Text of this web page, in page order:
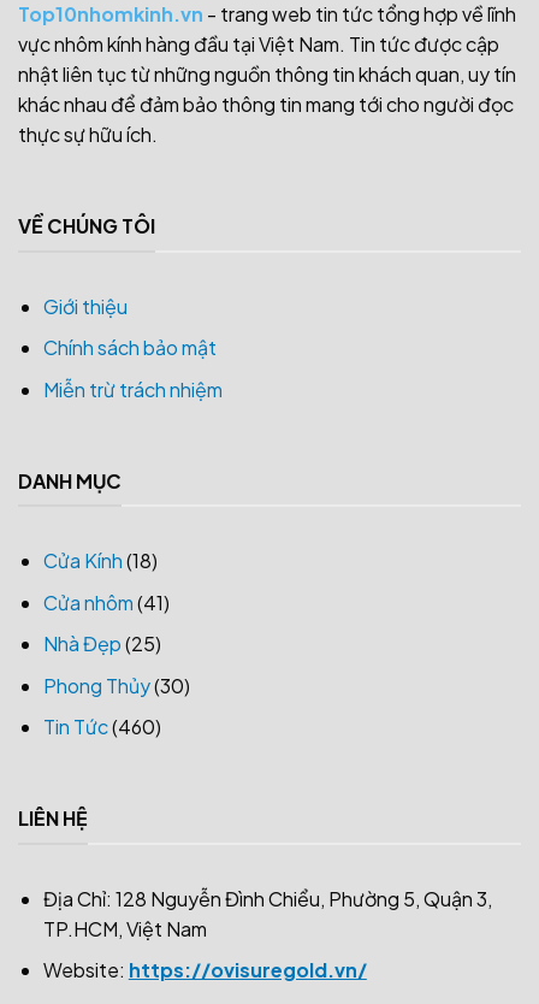
Top10nhomkinh.vn - trang web tin tức tổng hợp về lĩnh
vực nhôm kính hàng đầu tại Việt Nam. Tin tức được cập
nhật liên tục từ những nguồn thông tin khách quan, uy tín
khác nhau để đảm bảo thông tin mang tới cho người đọc
thực sự hữu ích.
VỀ CHÚNG TÔI
Giới thiệu
Chính sách bảo mật
Miễn trừ trách nhiệm
DANH MỤC
Cửa Kính(18)
Cửa nhôm(41)
Nhà Đẹp(25)
Phong Thủy(30)
Tin Tức(460)
LIÊN HỆ
Địa Chỉ: 128 Nguyễn Đình Chiểu, Phường 5, Quận 3,
TP.HCM, Việt Nam
Website: https://ovisuregold.vn/